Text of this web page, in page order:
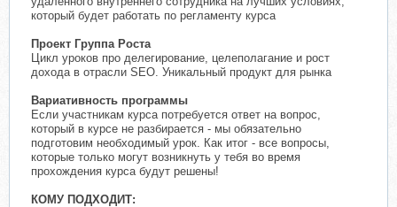
который будет работать по регламенту курса
Проект Группа Роста
Цикл уроков про делегирование, целеполагание и рост
дохода в отрасли SEO. Уникальный продукт для рынка
Вариативность программы
Если участникам курса потребуется ответ на вопрос,
который в курсе не разбирается - мы обязательно
подготовим необходимый урок. Как итог - все вопросы,
которые только могут возникнуть у тебя во время
прохождения курса будут решены!
КОМУ ПОДХОДИТ: